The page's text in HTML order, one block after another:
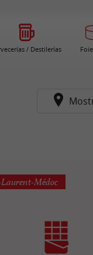
/ Destilerías
Médoc